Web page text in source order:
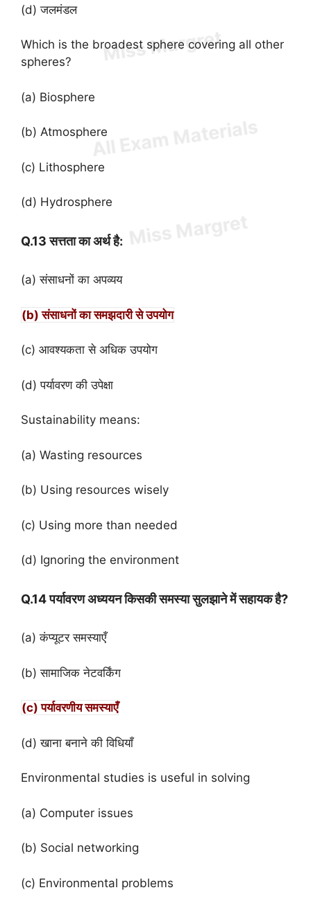
(d) जलमंडल
Which is the broadest sphere covering all other
spheres?
(a) Biosphere
(b) Atmosphere
(c) Lithosphere
(d) Hydrosphere
Q.13 सत्तता का अर्थ है:
(a) संसाधनों का अपव्यय
(b) संसाधनों का समझदारी से उपयोग
(c) आवश्यकता से अधिक उपयोग
(d) पर्यावरण की उपेक्षा
Sustainability means:
(a) Wasting resources
(b) Using resources wisely
(c) Using more than needed
(d) Ignoring the environment
Q.14 पर्यावरण अध्ययन किसकी समस्या सुलझाने में सहायक है?
(a) कंप्यूटर समस्याएँ
(b) सामाजिक नेटवर्किंग
(c) पर्यावरणीय समस्याएँ
(d) खाना बनाने की विधियाँ
Environmental studies is useful in solving
(a) Computer issues
(b) Social networking
(c) Environmental problems